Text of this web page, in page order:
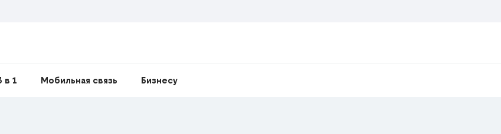
в 1 Мобильная связь Бизнесу